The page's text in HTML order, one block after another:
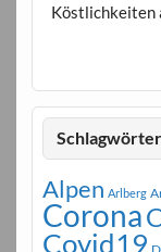
Köstlichkeiten
Schlagwörter
Alpen Arlberg
Corona
Covid19